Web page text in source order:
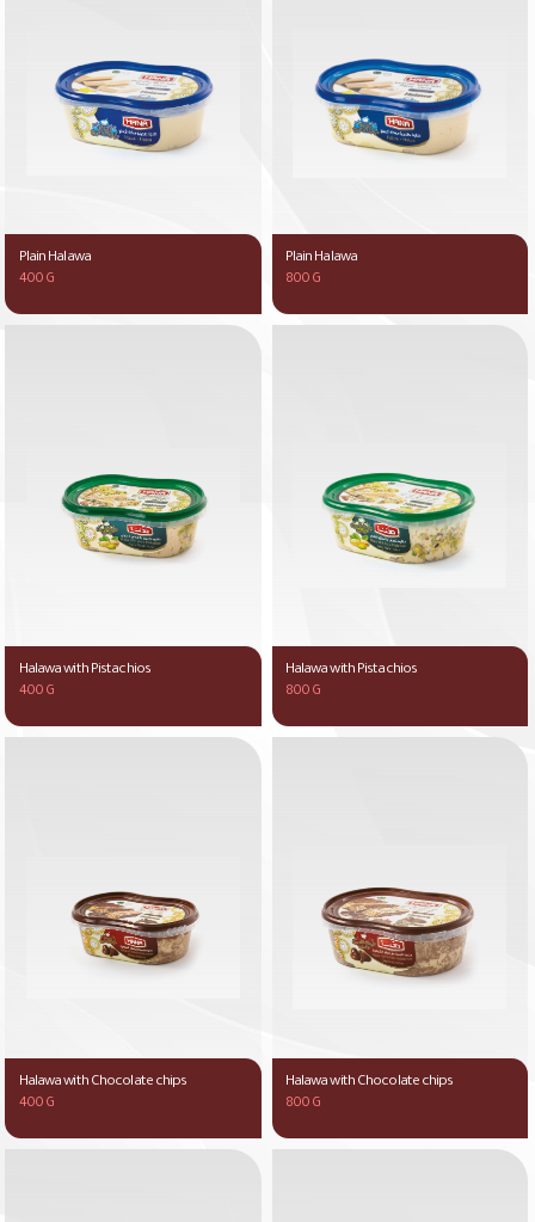
Plain Halawa
400 G
Plain Halawa
800 G
Halawa with Pistachios
400 G
Halawa with Pistachios
800 G
Halawa with Chocolate chips
400 G
Halawa with Chocolate chips
800 G